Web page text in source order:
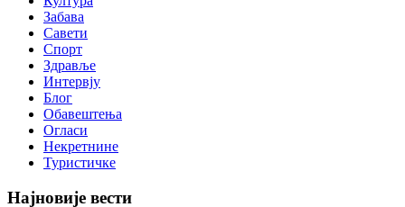
Забава
Савети
Спорт
Здравље
Интервју
Блог
Обавештења
Огласи
Некретнине
Туристичке
Најновије вести